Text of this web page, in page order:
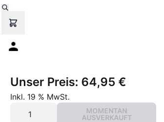
Unser Preis: 64,95 €
Inkl. 19 % MwSt.
MOMENTAN
AUSVERKAUFT